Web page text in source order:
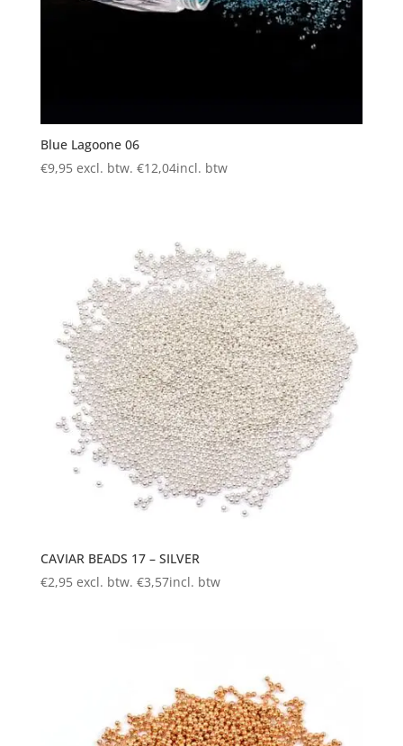
Blue Lagoone 06
€9,95 excl. btw. €12,04incl. btw
CAVIAR BEADS 17 – SILVER
€2,95 excl. btw. €3,57incl. btw